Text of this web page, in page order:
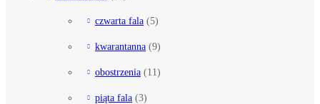
czwarta fala (5)
kwarantanna (9)
obostrzenia (11)
piąta fala (3)